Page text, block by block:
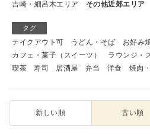
吉崎・細呂木エリア
その他近郊エリア
タグ
テイクアウト可 うどん・そば
お好み
カフェ・菓子（スイーツ）
ラウンジ・
喫茶
寿司 居酒屋 弁当 洋食 焼肉
新しい順 古い順